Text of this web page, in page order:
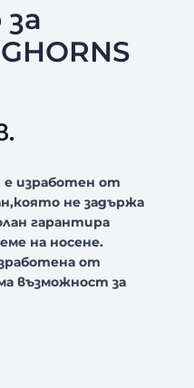
изработен от
не задържа
гарантира
на носене.
от
възможност за